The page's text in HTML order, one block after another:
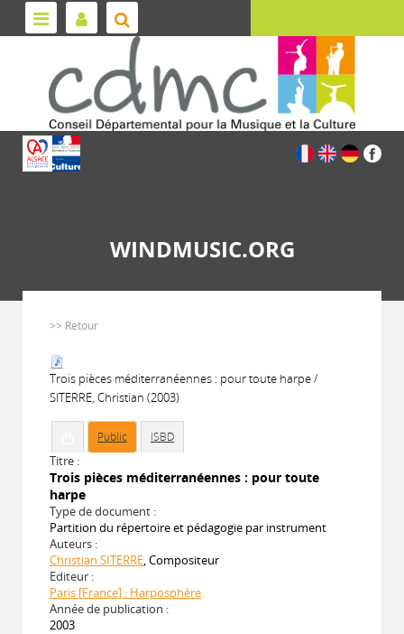
WINDMUSIC.ORG
>> Retour
Trois pièces méditerranéennes : pour toute harpe /
SITERRE, Christian (2003)
Public ISBD
Titre :
Trois pièces méditerranéennes : pour toute
harpe
Type de document :
Partition du répertoire et pédagogie par instrument
Auteurs :
Christian SITERRE, Compositeur
Editeur :
Paris [France] : Harposphère
Année de publication :
2003